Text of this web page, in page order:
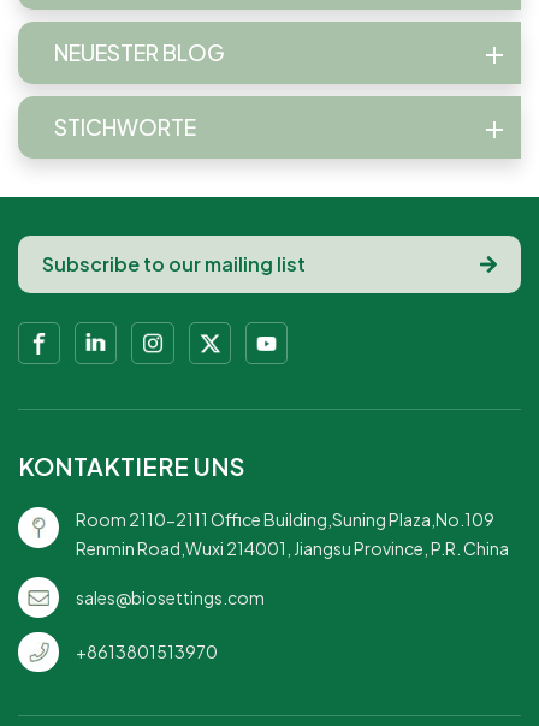
NEUESTER BLOG
STICHWORTE
KONTAKTIERE UNS
Room 2110-2111 Office Building,Suning Plaza,No.109
Renmin Road,Wuxi 214001, Jiangsu Province, P.R. China
sales@biosettings.com
+8613801513970